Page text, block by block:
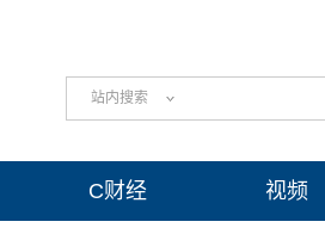
站内搜索
C财经 视频